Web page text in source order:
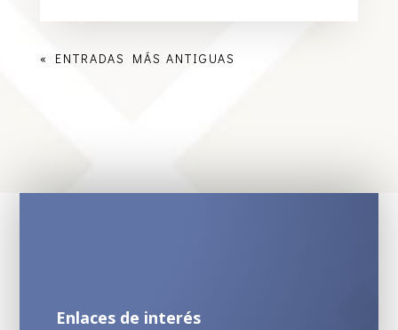
« ENTRADAS MÁS ANTIGUAS
Enlaces de interés